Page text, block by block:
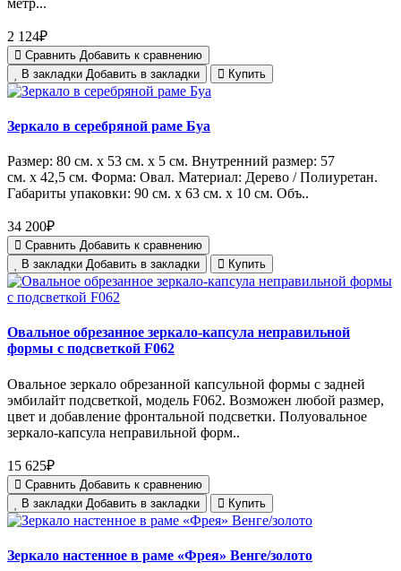
2 124₽
Сравнить Добавить к сравнению
В закладки Добавить в закладки Купить
Зеркало в серебряной раме Буа
Размер: 80 см. х 53 см. х 5 см. Внутренний размер: 57
см. х 42,5 см. Форма: Овал. Материал: Дерево / Полиуретан.
Габариты упаковки: 90 см. х 63 см. х 10 см. Объ..
34 200₽
Сравнить Добавить к сравнению
В закладки Добавить в закладки Купить
Овальное обрезанное зеркало-капсула неправильной
формы с подсветкой F062
Овальное зеркало обрезанной капсульной формы с задней
эмбилайт подсветкой, модель F062. Возможен любой размер,
цвет и добавление фронтальной подсветки. Полуовальное
зеркало-капсула неправильной форм..
15 625₽
Сравнить Добавить к сравнению
В закладки Добавить в закладки Купить
Зеркало настенное в раме «Фрея» Венге/золото